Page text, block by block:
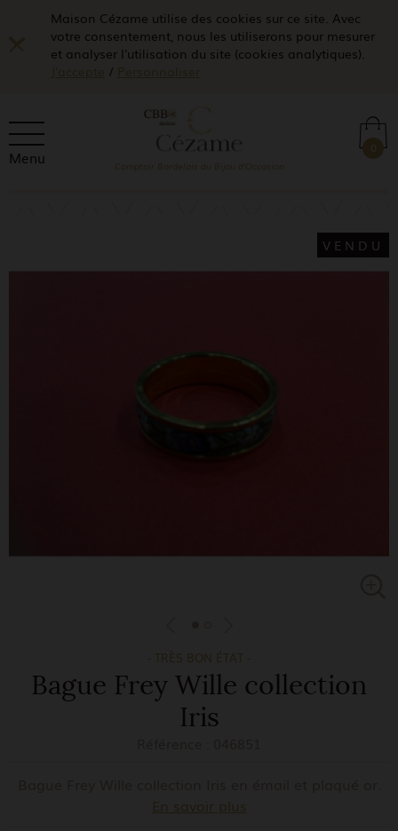
Maison Cézame utilise des cookies sur ce site. Avec
votre consentement, nous les utiliserons pour mesurer
et analyser l'utilisation du site (cookies analytiques).
/
Menu 0
Comptoir Bordelais du Bijou d'Occasion
VENDU
- TRÈS BON ÉTAT -
Bague Frey Wille collection
Iris
En savoir plus